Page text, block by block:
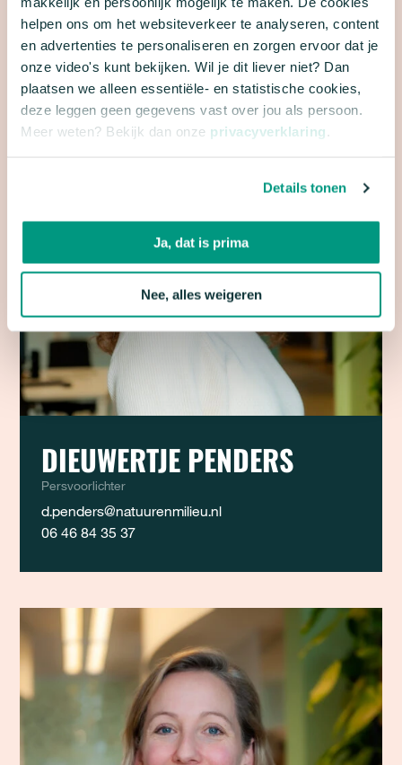
helpen ons om het websiteverkeer te analyseren, content
en advertenties te personaliseren en zorgen ervoor dat je
onze video's kunt bekijken. Wil je dit liever niet? Dan
plaatsen we alleen essentiële- en statistische cookies,
deze leggen geen gegevens vast over jou als persoon.
Meer weten? Bekijk dan onze privacyverklaring .
Details tonen
Ja, dat is prima
Nee, alles weigeren
van onze persvoorlichters.
DIEUWERTJE PENDERS
Persvoorlichter
d.penders@natuurenmilieu.nl
06 46 84 35 37